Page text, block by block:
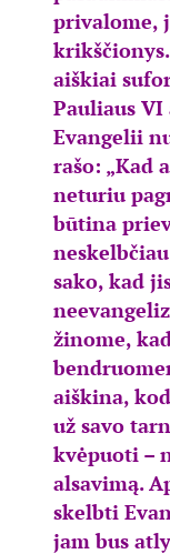
privalome,
aiškiai
Pauliaus
Evangelii
rašo: „Kad
neturiu
būtina
sako, kad
žinome,
aiškina,
už savo
kvėpuoti –
alsavimą.
skelbti
jam bus